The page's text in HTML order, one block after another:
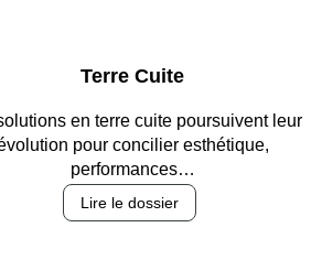
Parking et garages
sécurisation des accès, durabilité
des revêtements et intégration…
Lire le dossier